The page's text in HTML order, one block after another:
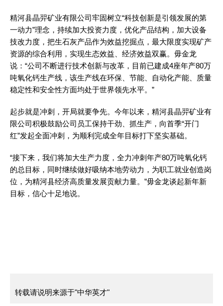
精河县晶羿矿业有限公司牢固树立“科技创新是引领发展的第
一动力”理念，持续加大投资力度，优化产品结构，加大设备
技改力度，把生石灰产品作为效益挖掘点，最大限度实现矿产
资源的综合利用，实现生态效益、经济效益双赢。毋金龙
说：“公司不断进行技术创新与改革，目前已建成4座年产80万
吨氧化钙生产线，该生产线在环保、节能、自动化产能、质量
稳定性和安全性方面均处于世界领先水平。”
起步就是冲刺，开局就要争先。今年以来，精河县晶羿矿业有
限公司积极鼓励公司员工保持干劲、抓生产，向首季“开门
红”发起全面冲刺，为顺利完成全年目标打下坚实基础。
“接下来，我们将加大生产力度，全力冲刺年产80万吨氧化钙
的总目标，同时继续做好吸纳本地劳动力，为职工就业创造岗
位，为精河县经济高质量发展贡献力量。”毋金龙谈起新年新
目标，信心十足地说。
转载请说明来源于"中华英才"